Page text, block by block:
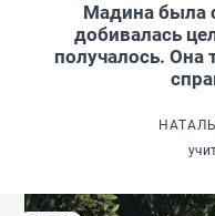
Мадина была
добивалась
получалось. Она